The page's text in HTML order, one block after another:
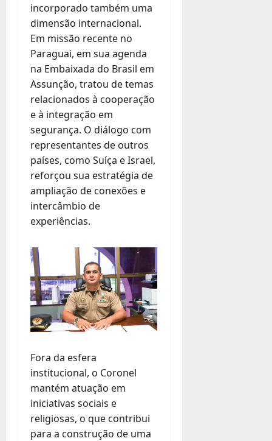
incorporado também uma
dimensão internacional.
Em missão recente no
Paraguai, em sua agenda
na Embaixada do Brasil em
Assunção, tratou de temas
relacionados à cooperação
e à integração em
segurança. O diálogo com
representantes de outros
países, como Suíça e Israel,
reforçou sua estratégia de
ampliação de conexões e
intercâmbio de
experiências.
Fora da esfera
institucional, o Coronel
mantém atuação em
iniciativas sociais e
religiosas, o que contribui
para a construção de uma